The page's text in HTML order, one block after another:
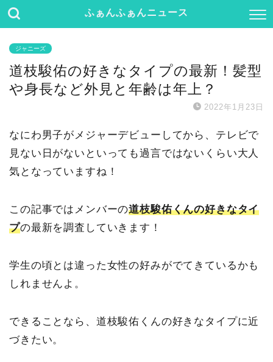
ふぁんふぁんニュース
ジャニーズ
道枝駿佑の好きなタイプの最新！髪型
や身長など外見と年齢は年上？
2022年1月23日
なにわ男子がメジャーデビューしてから、テレビで
見ない日がないといっても過言ではないくらい大人
気となっていますね！
この記事ではメンバーの道枝駿佑くんの好きなタイ
プの最新を調査していきます！
学生の頃とは違った女性の好みがでてきているかも
しれませんよ。
できることなら、道枝駿佑くんの好きなタイプに近
づきたい。